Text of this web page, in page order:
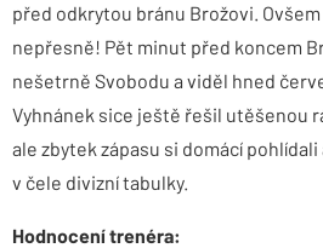
před odkrytou bránu Brožovi.
nepřesně! Pět minut před koncem
nešetrně Svobodu a viděl hned
Vyhnánek sice ještě řešil utěšenou
ale zbytek zápasu si domácí
v čele divizní tabulky.
Hodnocení trenéra: